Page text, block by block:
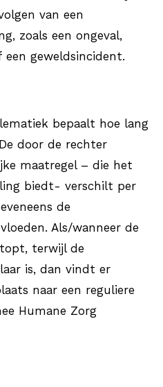
van een
zoals een ongeval,
een geweldsincident.
bepaalt hoe lang
door de rechter
maatregel – die het
biedt- verschilt per
de
Als/wanneer de
terwijl de
is, dan vindt er
naar een reguliere
Humane Zorg